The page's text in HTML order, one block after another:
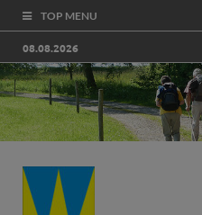
TOP MENU
08.08.2026